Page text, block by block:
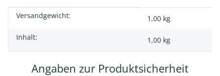
Produkteigenschaft
Wert
Versandgewicht:
1,00 kg
Inhalt:
1,00 kg
Angaben zur Produktsicherheit